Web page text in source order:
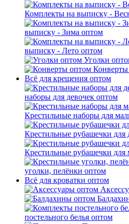
Комплекты на выписку -
выписку - Зима оптом
выписку - Лето оптом
Уголки
Всё для крещения оптом
наборы для девочек оптом
Крестильные наборы для
Крестильные рубашечки для
Крестильные рубашечки для
уголки, пелёнки оптом
Всё для кроватки оптом
постельного белья оптом